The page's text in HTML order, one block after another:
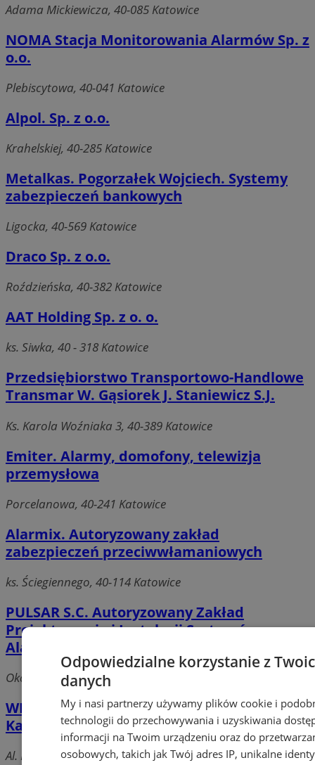
Adama Mickiewicza, 40-085 Katowice
NOMA Stacja Monitorowania Alarmów Sp. z
o.o.
Plebiscytowa, 40-041 Katowice
Alpol. Sp. z o.o.
Krahelskiej, 40-285 Katowice
Metalkas. Pogorzałek Wojciech. Systemy
zabezpieczeń bankowych
Ligocka, 40-569 Katowice
Draco Sp. z o.o.
Roździeńska, 40-382 Katowice
AAT Holding Sp. z o. o.
ks. Siwka, 40 - 318 Katowice
Przedsiębiorstwo Transportowo-Handlowe
Transmar W. Gąsiorek J. Staniewicz S.J.
Ks. Karola Woźniaka 3, 40-389 Katowice
Emiter. Alarmy, domofony, telewizja
przemysłowa
Porcelanowa, 40-241 Katowice
Alarmix. Autoryzowany zakład
zabezpieczeń przeciwwłamaniowych
ks. Ściegiennego, 40-114 Katowice
PULSAR S.C. Autoryzowany Zakład
Projektowania i Instalacji Systemów
Alarmowych
Okoniowa 17, 40-748 Katowice
WITEX SUPER-LOCK LTD Sp. z o.o. - Oddział
Katowice
Al. Roździeńskiego 86a, 40-203 Katowice
Odpowiedzialne korzystanie z
danych
My i nasi partnerzy używamy plików cookie i
technologii do przechowywania i uzyskiwania
informacji na Twoim urządzeniu oraz do
osobowych, takich jak Twój adres IP, unikalne